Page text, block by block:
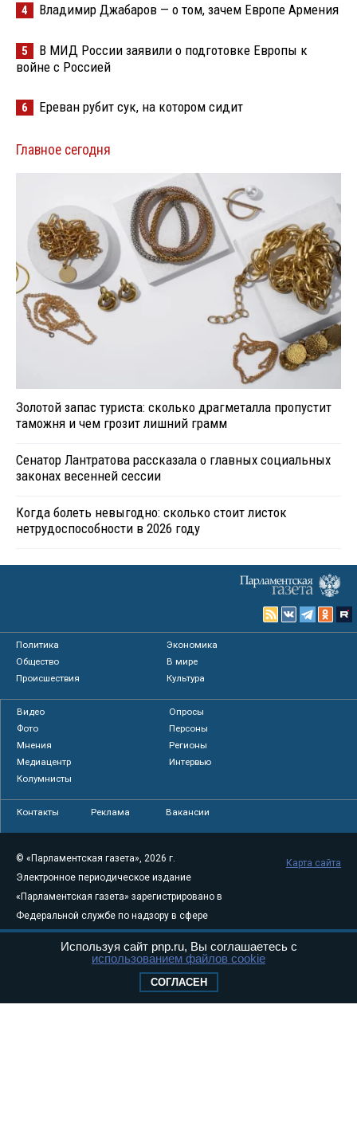
4 Владимир Джабаров — о том, зачем Европе Армения
5
В МИД России заявили о подготовке Европы к
войне с Россией
6 Ереван рубит сук, на котором сидит
Главное сегодня
Золотой запас туриста: сколько драгметалла пропустит
таможня и чем грозит лишний грамм
Сенатор Лантратова рассказала о главных социальных
законах весенней сессии
Когда болеть невыгодно: сколько стоит листок
нетрудоспособности в 2026 году
Политика
Экономика
Общество
В мире
Происшествия
Культура
Видео
Опросы
Фото
Персоны
Мнения
Регионы
Медиацентр
Интервью
Колумнисты
Контакты Реклама Вакансии
© «Парламентская газета», 2026 г.
Электронное периодическое издание
«Парламентская газета» зарегистрировано в
Федеральной службе по надзору в сфере
связи, информационных технологий и
массовых коммуникаций (Роскомнадзор) 05
Свидетельство о регистрации Эл № ФС77-
Карта сайта
Используя сайт pnp.ru, Вы соглашаетесь с
использованием файлов cookie
СОГЛАСЕН